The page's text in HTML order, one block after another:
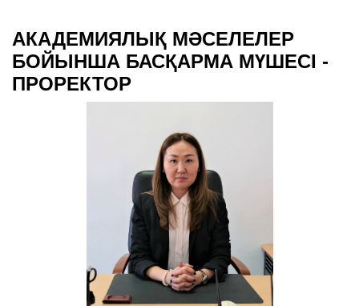
АКАДЕМИЯЛЫҚ МӘСЕЛЕЛЕР
БОЙЫНША БАСҚАРМА МҮШЕСІ -
ПРОРЕКТОР